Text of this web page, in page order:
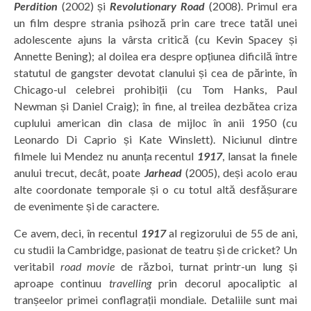
Perdition (2002) șiRevolutionary Road(2008). Primul era
un film despre strania psihoză prin care trece tatăl unei
adolescente ajuns la vârsta critică (cu Kevin Spacey și
Annette Bening); al doilea era despre opțiunea dificilă între
statutul de gangster devotat clanului și cea de părinte, în
Chicago-ul celebrei prohibiții (cu Tom Hanks, Paul
Newman și Daniel Craig); în fine, al treilea dezbătea criza
cuplului american din clasa de mijloc în anii 1950 (cu
Leonardo Di Caprio și Kate Winslett). Niciunul dintre
filmele lui Mendez nu anunța recentul 1917, lansat la finele
anului trecut, decât, poate Jarhead(2005), deși acolo erau
alte coordonate temporale și o cu totul altă desfășurare
de evenimente și de caractere.
Ce avem, deci, în recentul 1917al regizorului de 55 de ani,
cu studii la Cambridge, pasionat de teatru și de cricket? Un
veritabil road movie de război, turnat printr-un lung și
aproape continuu travellingprin decorul apocaliptic al
tranșeelor primei conflagrații mondiale. Detaliile sunt mai